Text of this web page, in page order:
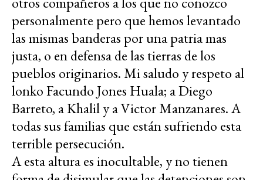
personalmente pero que hemos levantado
las mismas banderas por una patria mas
justa, o en defensa de las tierras de los
pueblos originarios. Mi saludo y respeto al
lonko Facundo Jones Huala; a Diego
Barreto, a Khalil y a Victor Manzanares. A
todas sus familias que están sufriendo esta
terrible persecución.
A esta altura es inocultable, y no tienen